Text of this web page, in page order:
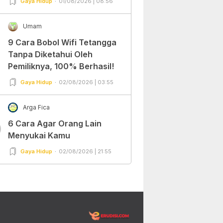
Umam
9 Cara Bobol Wifi Tetangga
Tanpa Diketahui Oleh
Pemiliknya, 100% Berhasil!
Gaya Hidup 02/08/2026 | 03:55
Arga Fica
6 Cara Agar Orang Lain
Menyukai Kamu
Gaya Hidup 02/08/2026 | 21:55